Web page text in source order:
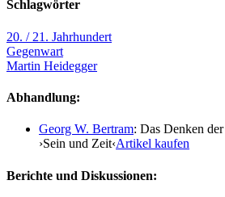
Schlagwörter
20. / 21. Jahrhundert
Gegenwart
Martin Heidegger
Abhandlung:
Georg W. Bertram: Das Denken
›Sein und Zeit‹Artikel kaufen
Berichte und Diskussionen: